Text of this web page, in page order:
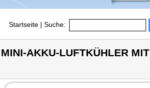
Startseite | Suche:
AKKU-LUFTKÜHLER MIT